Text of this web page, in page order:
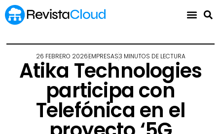
26 FEBRERO 2026EMPRESAS3 MINUTOS DE LECTURA
Atika Technologies
participa con
Telefónica en el